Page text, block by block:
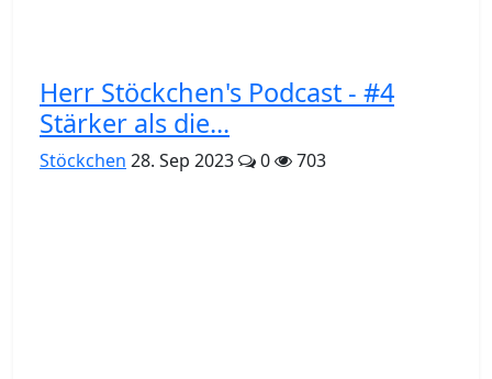
Herr Stöckchen's Podcast - #4
Stärker als die...
Stöckchen 28. Sep 2023 0 703